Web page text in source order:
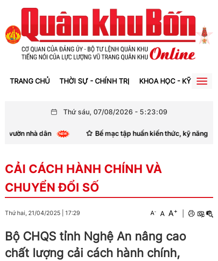
TRANG CHỦ THỜI SỰ - CHÍNH TRỊ KHOA HỌC - KỸ THUẬT
Thứ sáu, 07/08/2026 - 5:23:10
Bế mạc tập huấn kiến thức, kỹ năng thông tin,
CẢI CÁCH HÀNH CHÍNH VÀ
CHUYỂN ĐỔI SỐ
Thứ hai, 21/04/2025 17:29 A- A A+
Bộ CHQS tỉnh Nghệ An nâng cao
chất lượng cải cách hành chính,